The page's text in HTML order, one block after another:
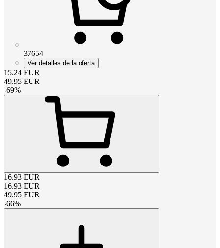
37654
Ver detalles de la oferta
15.24 EUR
49.95 EUR
-69%
16.93 EUR
16.93 EUR
49.95 EUR
-66%